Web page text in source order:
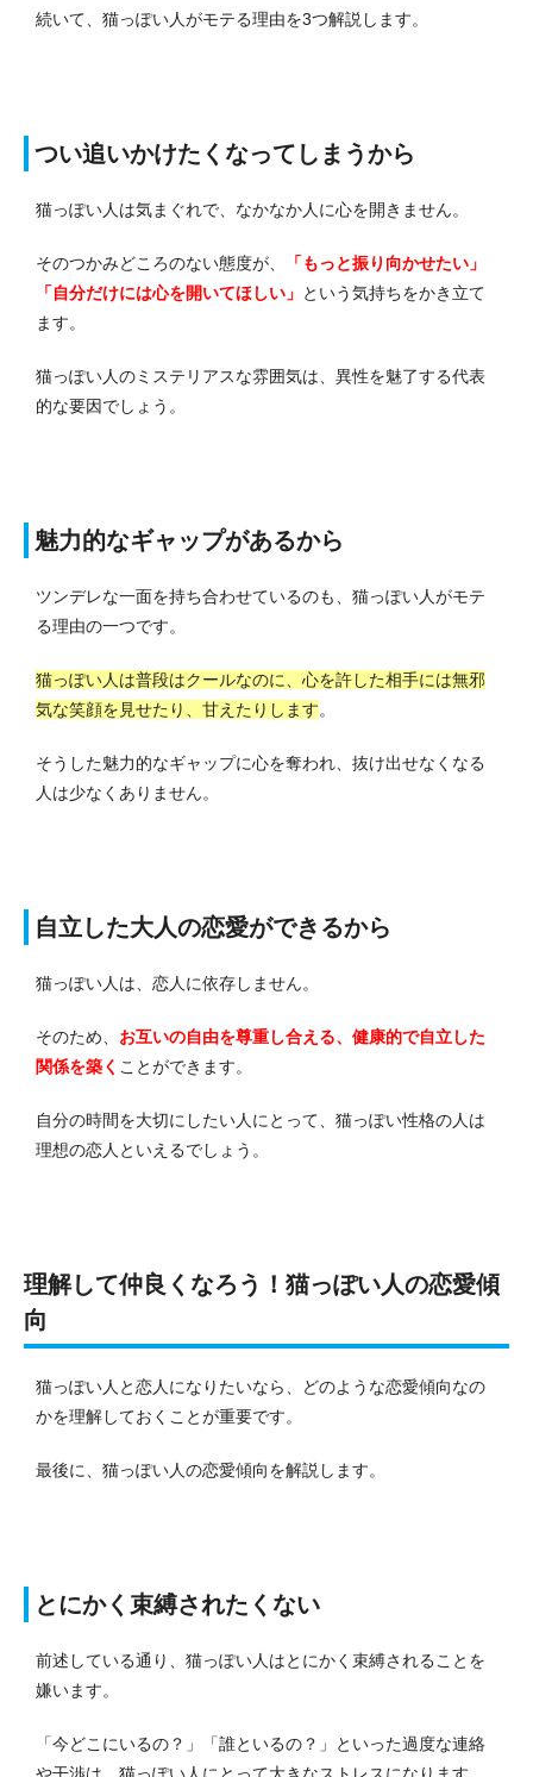
続いて、猫っぽい人がモテる理由を3つ解説します。
つい追いかけたくなってしまうから
猫っぽい人は気まぐれで、なかなか人に心を開きません。
そのつかみどころのない態度が、
「もっと振り向かせたい」
「自分だけには心を開いてほしい」 という気持ちをかき立て
ます。
猫っぽい人のミステリアスな雰囲気は、異性を魅了する代表
的な要因でしょう。
魅力的なギャップがあるから
ツンデレな一面を持ち合わせているのも、猫っぽい人がモテ
る理由の一つです。
猫っぽい人は普段はクールなのに、心を許した相手には無邪
気な笑顔を見せたり、甘えたりします。
そうした魅力的なギャップに心を奪われ、抜け出せなくなる
人は少なくありません。
自立した大人の恋愛ができるから
猫っぽい人は、恋人に依存しません。
そのため、 お互いの自由を尊重し合える、健康的で自立した
関係を築く ことができます。
自分の時間を大切にしたい人にとって、猫っぽい性格の人は
理想の恋人といえるでしょう。
理解して仲良くなろう！猫っぽい人の恋愛傾
向
猫っぽい人と恋人になりたいなら、どのような恋愛傾向なの
かを理解しておくことが重要です。
最後に、猫っぽい人の恋愛傾向を解説します。
とにかく束縛されたくない
前述している通り、猫っぽい人はとにかく束縛されることを
嫌います。
「今どこにいるの？」「誰といるの？」といった過度な連絡
や干渉は、猫っぽい人にとって大きなストレスになります。